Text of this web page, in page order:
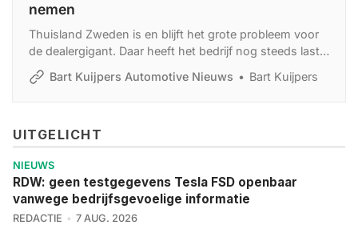
nemen
Thuisland Zweden is en blijft het grote probleem voor
de dealergigant. Daar heeft het bedrijf nog steeds last
van buybacks en afgegeven restwaardegaranties,
terwijl ook de nieuwverkoop afnam.
Bart Kuijpers Automotive Nieuws Bart Kuijpers
UITGELICHT
NIEUWS
RDW: geen testgegevens Tesla FSD openbaar
vanwege bedrijfsgevoelige informatie
REDACTIE 7 AUG. 2026